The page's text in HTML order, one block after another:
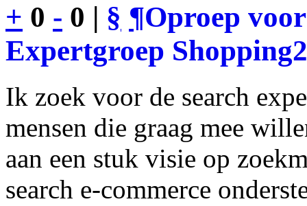
+ 0 - 0 | § ¶Oproep
Expertgroep
Ik zoek voor de search
mensen die graag mee
aan een stuk visie op
search e-commerce